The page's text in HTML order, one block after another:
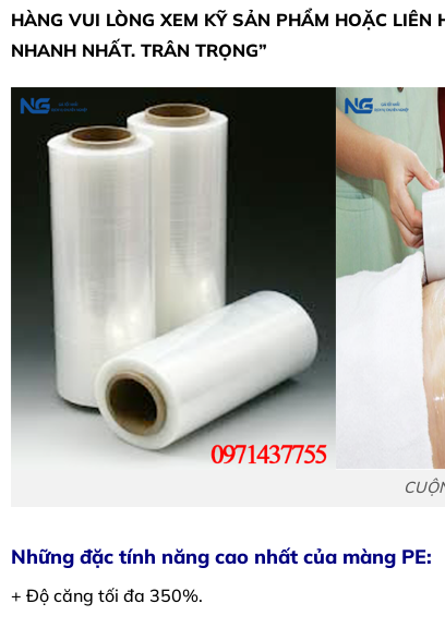
HÀNG VUI LÒNG XEM KỸ SẢN PHẨM HOẶC LIÊN
NHANH NHẤT. TRÂN TRỌNG”
Những đặc tính năng cao nhất của màng PE:
+ Độ căng tối đa 350%.